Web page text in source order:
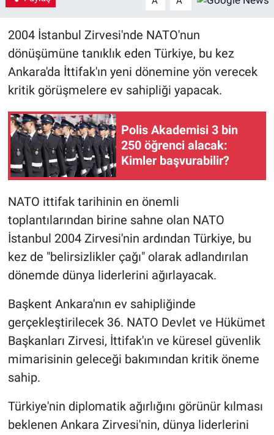
2004 İstanbul Zirvesi'nde NATO'nun
dönüşümüne tanıklık eden Türkiye, bu kez
Ankara'da İttifak'ın yeni dönemine yön verecek
kritik görüşmelere ev sahipliği yapacak.
Polis Akademisi 3 bin
250 öğrenci alacak:
Kimler başvurabilir?
NATO ittifak tarihinin en önemli
toplantılarından birine sahne olan NATO
İstanbul 2004 Zirvesi'nin ardından Türkiye, bu
kez de "belirsizlikler çağı" olarak adlandırılan
dönemde dünya liderlerini ağırlayacak.
Başkent Ankara'nın ev sahipliğinde
gerçekleştirilecek 36.⁠ ⁠NATO Devlet ve Hükümet
Başkanları Zirvesi, İttifak'ın ve küresel güvenlik
mimarisinin geleceği bakımından kritik öneme
sahip.
Türkiye'nin diplomatik ağırlığını görünür kılması
beklenen Ankara Zirvesi'nin, dünya liderlerini